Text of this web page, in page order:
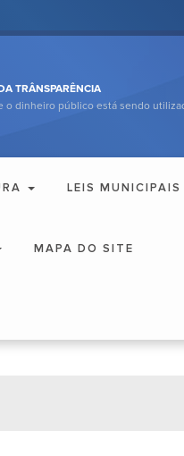
TRÂNSPARÊNCIA
o dinheiro público está sendo
LEIS MUNICIPAIS
MAPA DO SITE